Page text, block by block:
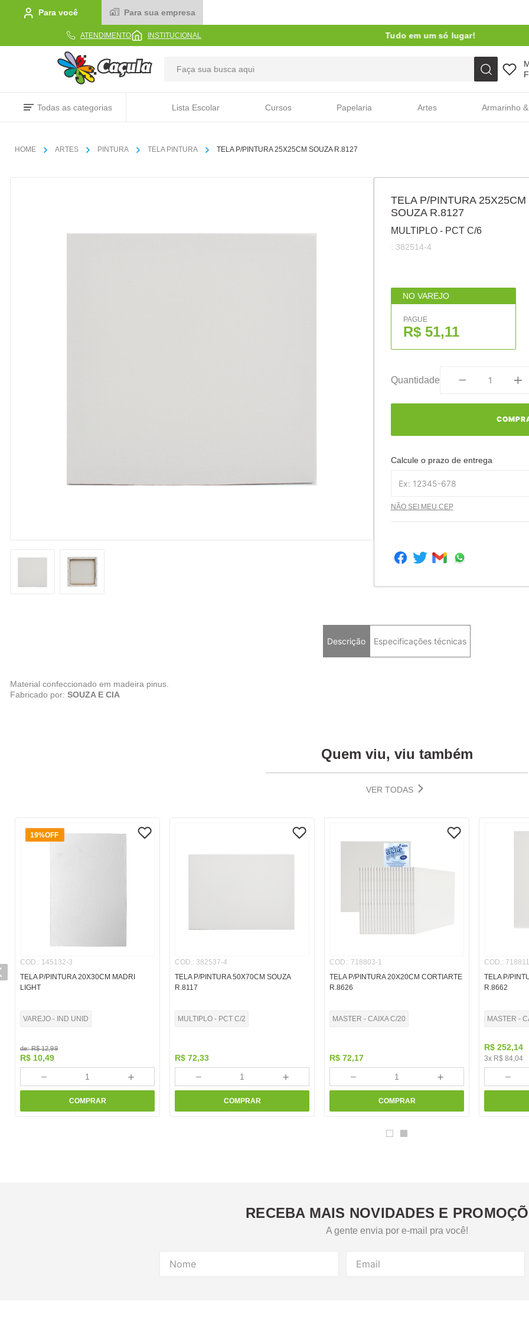
Para você Para sua empresa
ATENDIMENTO INSTITUCIONAL Tudo em um só lugar!
Todas as categorias Lista Escolar Cursos Papelaria Artes Armarinho
ARTES PINTURA TELA PINTURA TELA P/PINTURA 25X25CM SOUZA R.8127
TELA P/PINTURA 25X25CM
SOUZA R.8127
MULTIPLO - PCT C/6
: 382514-4
NO VAREJO
PAGUE
R$ 51,11
Quantidade
Calcule o prazo de entrega
NÃO SEI MEU CEP
Descrição Especificações técnicas
Material confeccionado em madeira pinus.
Fabricado por: SOUZA E CIA
Quem viu, viu também
VER TODAS
19%OFF
COD.: 145132-3
TELA P/PINTURA 20X30CM MADRI
LIGHT
VAREJO - IND UNID
de:R$ 12,99
R$ 10,49
＋
－
COMPRAR
COD.: 382537-4
TELA P/PINTURA 50X70CM SOUZA
R.8117
MULTIPLO - PCT C/2
R$ 72,33
＋
－
COMPRAR
COD.: 718803-1
TELA P/PINTURA 20X20CM CORTIARTE
R.8626
MASTER - CAIXA C/20
R$ 72,17
＋
－
COMPRAR
COD.:
TELA P/
R.8662
MASTER -
R$ 252,14
3x R$ 84,04
－
RECEBA MAIS NOVIDADES E
A gente envia por e-mail pra você!
TERMOS MAIS BUSCADOS